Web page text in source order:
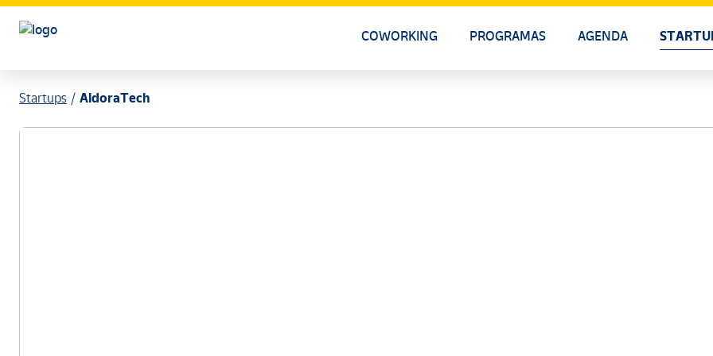
COWORKING PROGRAMAS AGENDA
Startups AldoraTech